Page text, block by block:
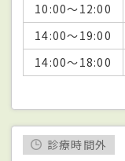
10:00～12:00
14:00～19:00
14:00～18:00
診療時間外